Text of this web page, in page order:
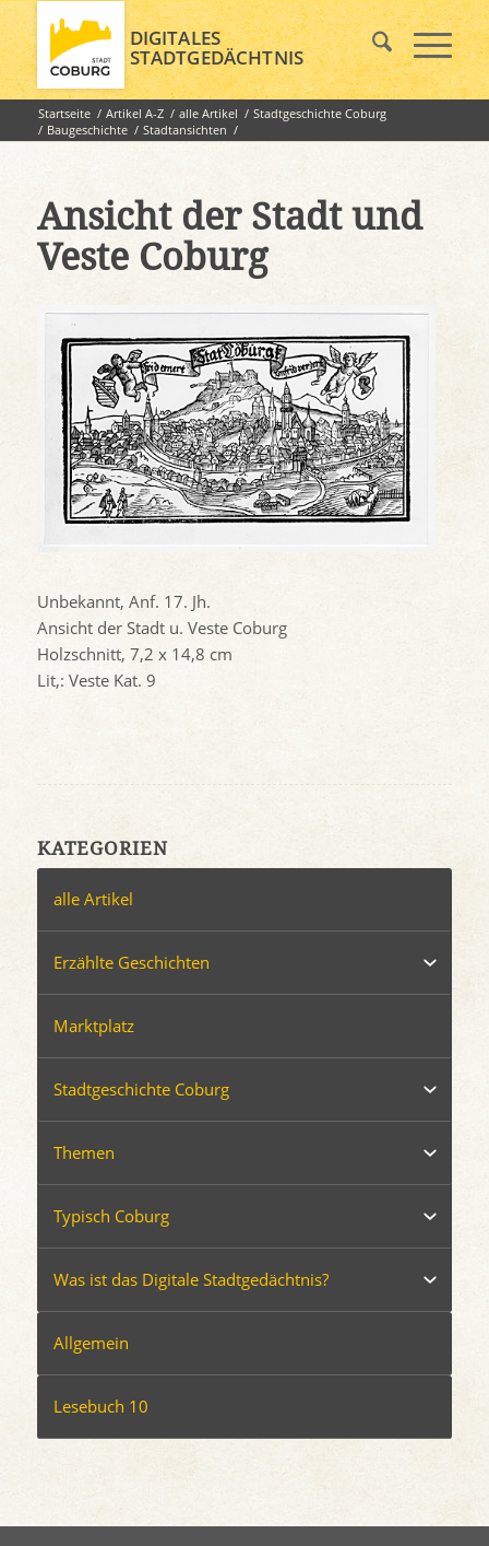
DIGITALES
STADTGEDÄCHTNIS
Startseite / Artikel A-Z / alle Artikel / Stadtgeschichte Coburg
/ Baugeschichte / Stadtansichten /
Ansicht der Stadt und Veste Coburg
Ansicht der Stadt und
Veste Coburg
Unbekannt, Anf. 17. Jh.
Ansicht der Stadt u. Veste Coburg
Holzschnitt, 7,2 x 14,8 cm
Lit,: Veste Kat. 9
KATEGORIEN
alle Artikel
Erzählte Geschichten
Marktplatz
Stadtgeschichte Coburg
Themen
Typisch Coburg
Was ist das Digitale Stadtgedächtnis?
Allgemein
Lesebuch 10